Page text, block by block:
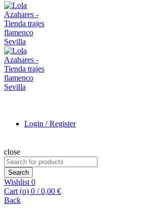
Login / Register
close
Search
for:
Search
Wishlist 0
Cart (o) 0 / 0,00 €
Back